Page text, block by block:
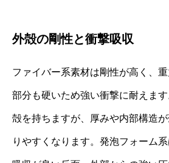
外殻の剛性と衝撃吸収
ファイバー系素材は剛性が高く、
部分も硬いため強い衝撃に耐えま
殻を持ちますが、厚みや内部構造
りやすくなります。発泡フォーム